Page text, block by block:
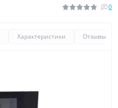
0
Характеристики Отзывы